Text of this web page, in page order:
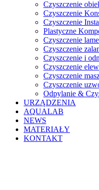
Czyszczenie
Czyszczenie
Czyszczenie
Plastyczne
Czyszczenie
Czyszczenie
Czyszczenie i
Czyszczenie
Czyszczenie
Czyszczenie
Odpylanie &
URZĄDZENIA
AQUALAB
NEWS
MATERIAŁY
KONTAKT